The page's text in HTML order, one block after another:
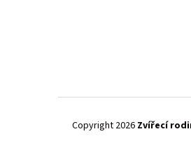
Copyright 2026 Zvířecí